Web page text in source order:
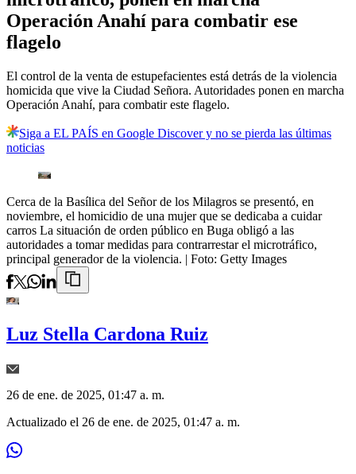
Operación Anahí para combatir ese
flagelo
El control de la venta de estupefacientes está detrás de la violencia
homicida que vive la Ciudad Señora. Autoridades ponen en marcha
Operación Anahí, para combatir este flagelo.
Siga a EL PAÍS en Google Discover y no se pierda las últimas
noticias
Cerca de la Basílica del Señor de los Milagros se presentó, en
noviembre, el homicidio de una mujer que se dedicaba a cuidar
carros La situación de orden público en Buga obligó a las
autoridades a tomar medidas para contrarrestar el microtráfico,
principal generador de la violencia. | Foto: Getty Images
Luz Stella Cardona Ruiz
26 de ene. de 2025, 01:47 a. m.
Actualizado el 26 de ene. de 2025, 01:47 a. m.